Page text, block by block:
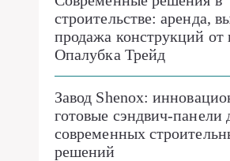
строительстве: аренда,
продажа конструкций от
Опалубка Трейд
Завод Shenox:
готовые сэндвич-панели
современных
решений